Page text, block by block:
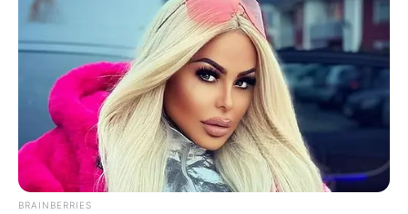
BRAINBERRIES